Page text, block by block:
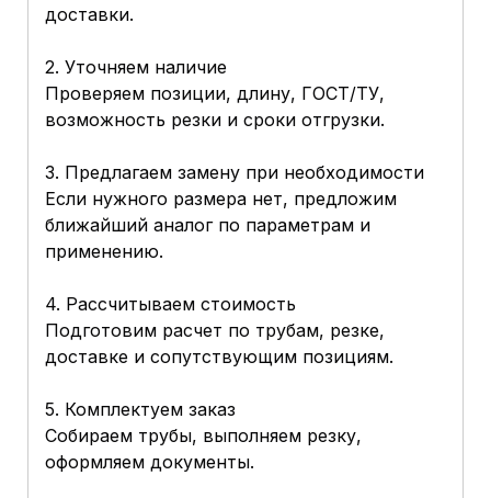
доставки.
2. Уточняем наличие
Проверяем позиции, длину, ГОСТ/ТУ,
возможность резки и сроки отгрузки.
3. Предлагаем замену при необходимости
Если нужного размера нет, предложим
ближайший аналог по параметрам и
применению.
4. Рассчитываем стоимость
Подготовим расчет по трубам, резке,
доставке и сопутствующим позициям.
5. Комплектуем заказ
Собираем трубы, выполняем резку,
оформляем документы.